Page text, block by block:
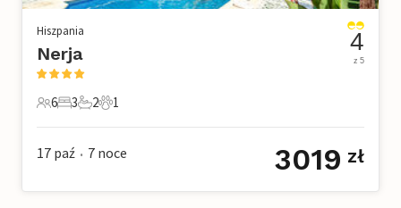
Hiszpania
Nerja
6 Goście
6
3 Sypialnie
3
2 Łazienki
2
1 Zwierzę domowe
1
4
z 5
17 paź • 7 noce 3019 zł